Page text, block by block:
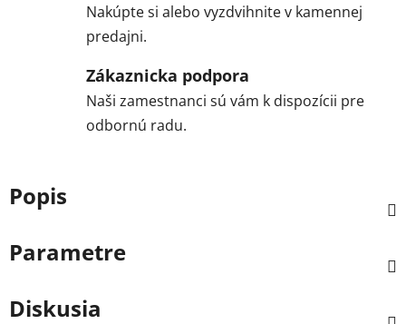
Nakúpte si alebo vyzdvihnite v kamennej
predajni.
Zákaznicka podpora
Naši zamestnanci sú vám k dispozícii pre
odbornú radu.
Popis
Parametre
Diskusia